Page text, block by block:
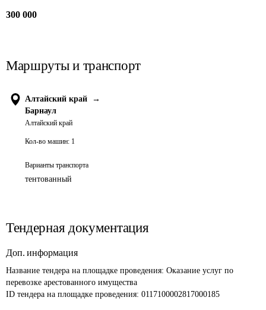
300 000
Маршруты и транспорт
Алтайский край
→
Барнаул
Алтайский край
Кол-во машин: 1
Варианты транспорта
тентованный
Тендерная документация
Доп. информация
Название тендера на площадке проведения: Оказание услуг по
перевозке арестованного имущества
ID тендера на площадке проведения: 0117100002817000185